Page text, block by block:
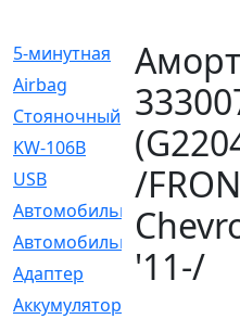
5-минутная
[1]
Airbag
[18]
Cтояночный
[1]
KW-106B
[0]
USB
[6]
Автомобильное
Автомобильный
[6]
Адаптер
Аккумулятор
/
'11-/